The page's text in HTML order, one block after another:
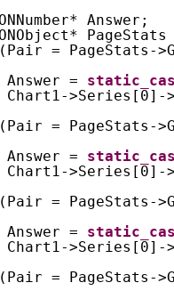
Answer;
PageStats
= PageStats-
Answer =
Chart1->Series[0]-
= PageStats-
Answer =
Chart1->Series[0]-
= PageStats-
Answer =
Chart1->Series[0]-
= PageStats-